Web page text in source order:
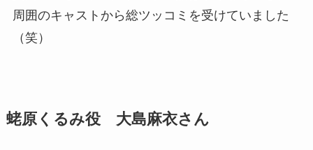
周囲のキャストから総ツッコミを受けていました
（笑）
蛯原くるみ役 大島麻衣さん